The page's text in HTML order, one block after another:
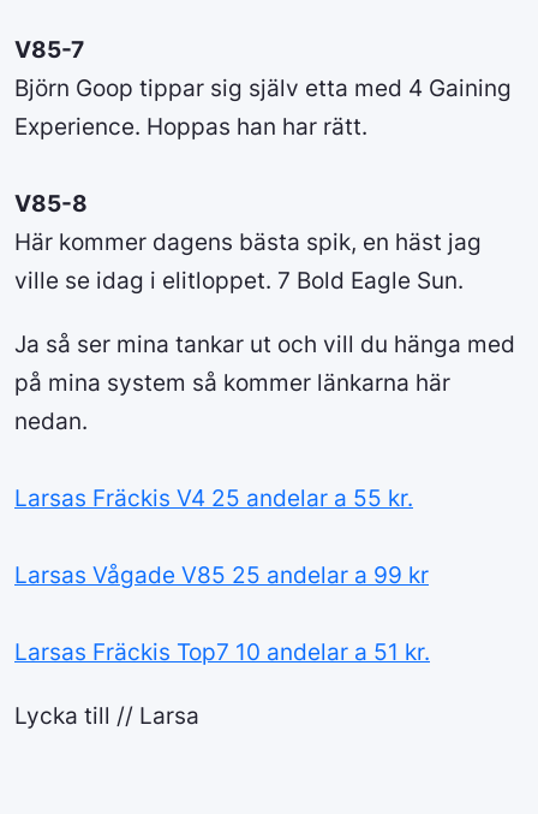
V85-7
Björn Goop tippar sig själv etta med 4 Gaining
Experience. Hoppas han har rätt.
V85-8
Här kommer dagens bästa spik, en häst jag
ville se idag i elitloppet. 7 Bold Eagle Sun.
Ja så ser mina tankar ut och vill du hänga med
på mina system så kommer länkarna här
nedan.
Larsas Fräckis V4 25 andelar a 55 kr.
Larsas Vågade V85 25 andelar a 99 kr
Larsas Fräckis Top7 10 andelar a 51 kr.
Lycka till // Larsa